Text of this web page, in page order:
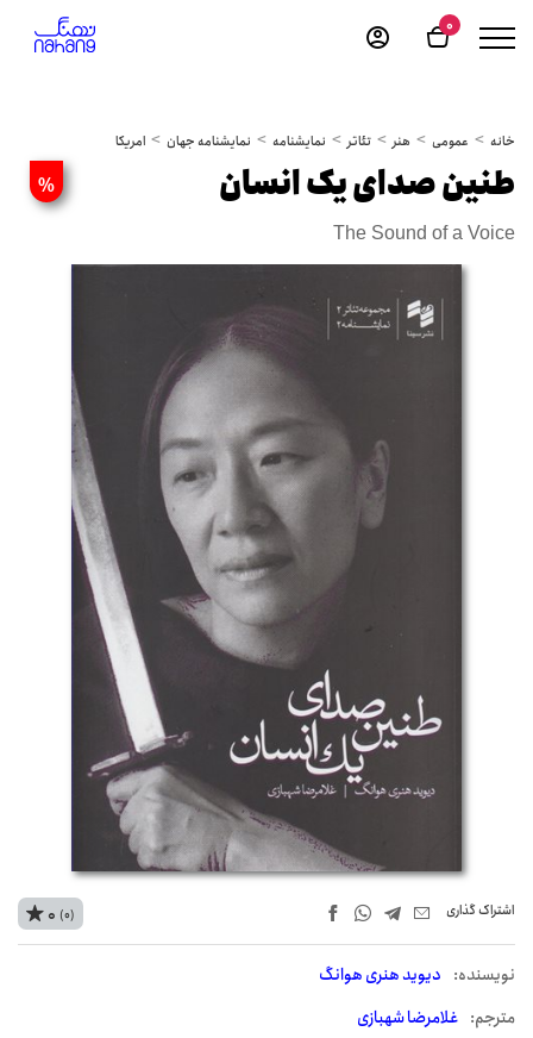
0
خانه عمومی هنر تئاتر نمایشنامه نمایشنامه جهان امریکا
% طنین صدای یک انسان
The Sound of a Voice
اشتراک‌ گذاری
نويسنده: دیوید هنری هوانگ
مترجم: غلامرضا شهبازی
0 (0)